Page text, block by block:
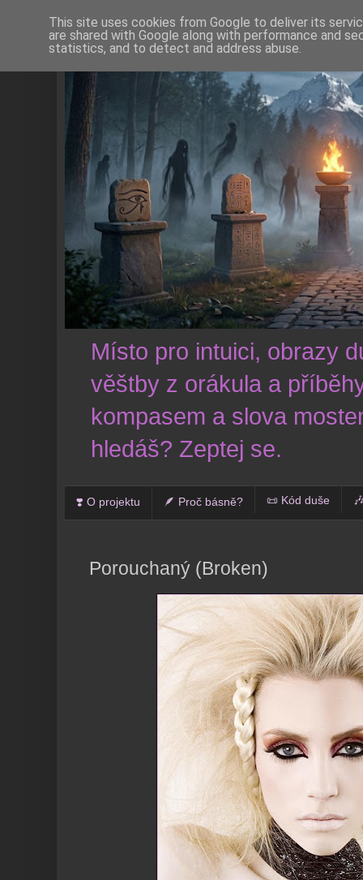
Místo pro intuici, obrazy
věštby z orákula a
kompasem a slova
hledáš? Zeptej se.
❣️ O projektu 🪶 Proč básně? 📜 Kód duše
Porouchaný (Broken)
This site uses cookies from Google to deliver its
are shared with Google along with performance and
statistics, and to detect and address abuse.